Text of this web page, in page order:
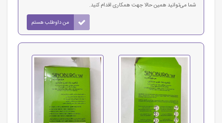
شما می‌توانید همین حالا جهت همکاری اقدام کنید.
من داوطلب هستم